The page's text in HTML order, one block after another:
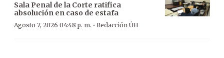
Sala Penal de la Corte ratifica
absolución en caso de estafa
Agosto 7, 2026 04:48 p. m. · Redacción ÚH